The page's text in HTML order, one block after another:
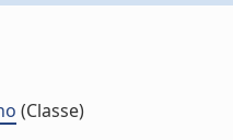
(Classe)